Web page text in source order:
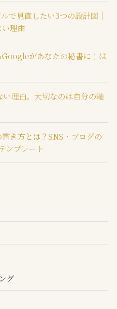
で見直したい3つの設計図｜
理由
Googleがあなたの秘書に！は
理由。大切なのは自分の軸
き方とは？SNS・ブログの
ンプレート
グ